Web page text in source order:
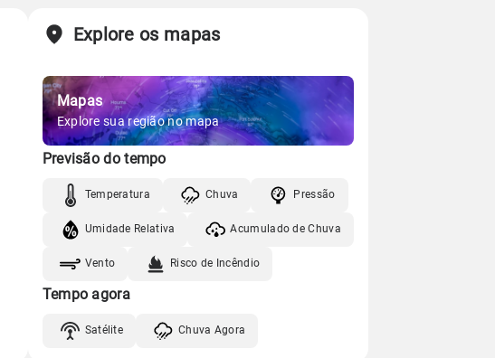
Sol
Lua
Gráfico
Explore os mapas
Mapas
Explore sua região no mapa
Previsão do tempo
Temperatura Chuva Pressão
Umidade Relativa Acumulado de Chuva
Vento Risco de Incêndio
Tempo agora
Satélite Chuva Agora